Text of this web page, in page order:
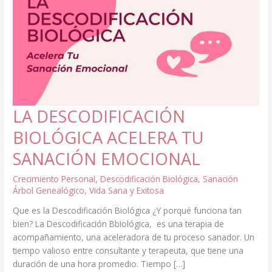
LA DESCODIFICACIÓN
BIOLÓGICA ACELERA TU
SANACIÓN EMOCIONAL
Crecimiento Personal, Descodificación Biológica, Sanación
Árbol Genealógico,Vida Sana y Exitosa
Que es la Descodificación Biológica ¿Y porqué funciona tan
bien? La Descodificación Bbiológica, es una terapia de
acompañamiento, una aceleradora de tu proceso sanador. Un
tiempo valioso entre consultante y terapeuta, que tiene una
duración de una hora promedio. Tiempo […]